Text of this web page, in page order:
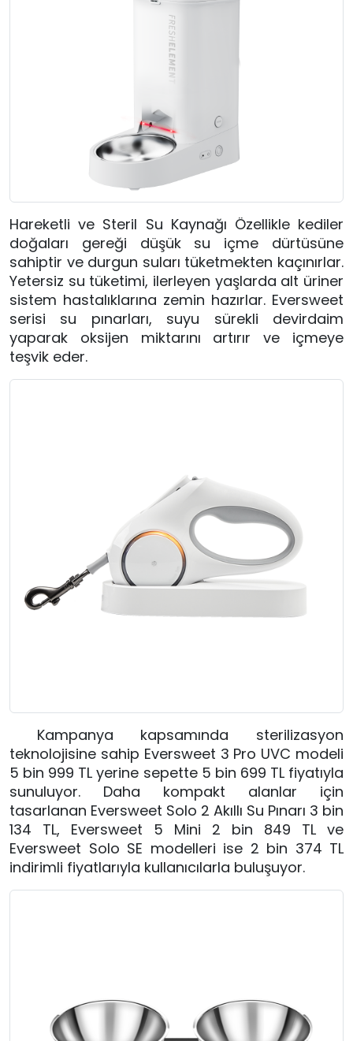
Hareketli ve Steril Su Kaynağı Özellikle kediler
doğaları gereği düşük su içme dürtüsüne
sahiptir ve durgun suları tüketmekten kaçınırlar.
Yetersiz su tüketimi, ilerleyen yaşlarda alt üriner
sistem hastalıklarına zemin hazırlar. Eversweet
serisi su pınarları, suyu sürekli devirdaim
yaparak oksijen miktarını artırır ve içmeye
teşvik eder.
Kampanya kapsamında sterilizasyon
teknolojisine sahip Eversweet 3 Pro UVC modeli
5 bin 999 TL yerine sepette 5 bin 699 TL fiyatıyla
sunuluyor. Daha kompakt alanlar için
tasarlanan Eversweet Solo 2 Akıllı Su Pınarı 3 bin
134 TL, Eversweet 5 Mini 2 bin 849 TL ve
Eversweet Solo SE modelleri ise 2 bin 374 TL
indirimli fiyatlarıyla kullanıcılarla buluşuyor.